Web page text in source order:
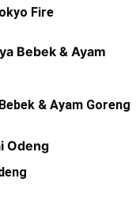
Fire
& Ayam Goreng